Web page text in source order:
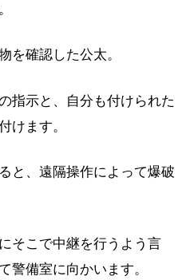
を確認した公太。
指示と、自分も付けられた
けます。
と、遠隔操作によって爆破
そこで中継を行うよう言
警備室に向かいます。